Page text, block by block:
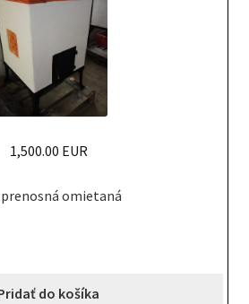
prenosná omietaná
1,500.00 EUR
do košíka